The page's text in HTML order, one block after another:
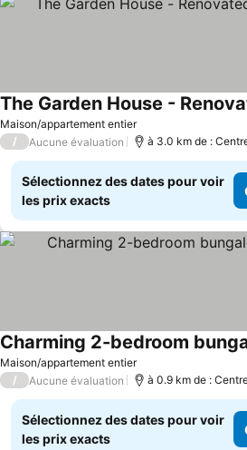
Maison/appartement entier
Consulter les prix
/ Aucune évaluation à 3.0 km de :
Sélectionnez des dates pour voir
les prix exacts
Maison/appartement entier
Consulter les prix
/ Aucune évaluation à 0.9 km de :
Sélectionnez des dates pour voir
les prix exacts